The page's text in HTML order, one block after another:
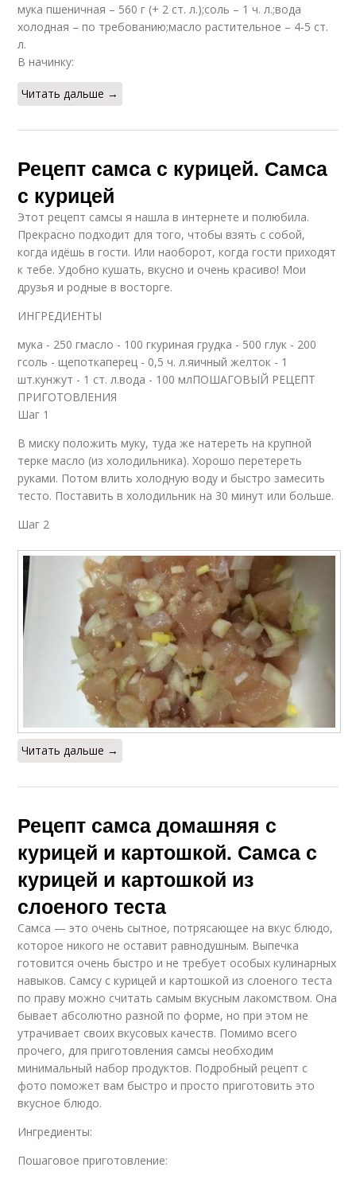
мука пшеничная – 560 г (+ 2 ст. л.);соль – 1 ч. л.;вода
холодная – по требованию;масло растительное – 4-5 ст.
л.
В начинку:
Читать дальше →
Рецепт самса с курицей. Самса
с курицей
Этот рецепт самсы я нашла в интернете и полюбила.
Прекрасно подходит для того, чтобы взять с собой,
когда идёшь в гости. Или наоборот, когда гости приходят
к тебе. Удобно кушать, вкусно и очень красиво! Мои
друзья и родные в восторге.
ИНГРЕДИЕНТЫ
мука - 250 гмасло - 100 гкуриная грудка - 500 глук - 200
гсоль - щепоткаперец - 0,5 ч. л.яичный желток - 1
шт.кунжут - 1 ст. л.вода - 100 млПОШАГОВЫЙ РЕЦЕПТ
ПРИГОТОВЛЕНИЯ
Шаг 1
В миску положить муку, туда же натереть на крупной
терке масло (из холодильника). Хорошо перетереть
руками. Потом влить холодную воду и быстро замесить
тесто. Поставить в холодильник на 30 минут или больше.
Шаг 2
Читать дальше →
Рецепт самса домашняя с
курицей и картошкой. Самса с
курицей и картошкой из
слоеного теста
Самса — это очень сытное, потрясающее на вкус блюдо,
которое никого не оставит равнодушным. Выпечка
готовится очень быстро и не требует особых кулинарных
навыков. Самсу с курицей и картошкой из слоеного теста
по праву можно считать самым вкусным лакомством. Она
бывает абсолютно разной по форме, но при этом не
утрачивает своих вкусовых качеств. Помимо всего
прочего, для приготовления самсы необходим
минимальный набор продуктов. Подробный рецепт с
фото поможет вам быстро и просто приготовить это
вкусное блюдо.
Ингредиенты:
Пошаговое приготовление: